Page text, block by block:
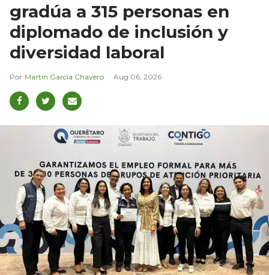
gradúa a 315 personas en
diplomado de inclusión y
diversidad laboral
Martín García Chavero Aug 06, 2026